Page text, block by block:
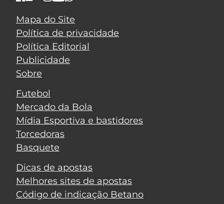
Mapa do Site
Política de privacidade
Política Editorial
Publicidade
Sobre
Futebol
Mercado da Bola
Mídia Esportiva e bastidores
Torcedoras
Basquete
Dicas de apostas
Melhores sites de apostas
Código de indicação Betano